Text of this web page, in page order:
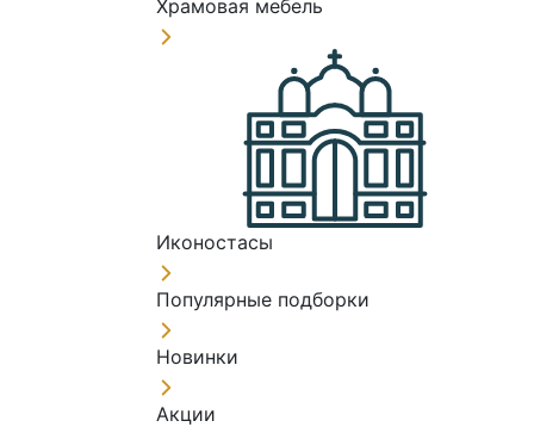
Храмовая мебель
Иконостасы
Популярные подборки
Новинки
Акции